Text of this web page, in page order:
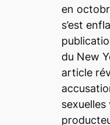
en
s’est
du New
article
sexuelles